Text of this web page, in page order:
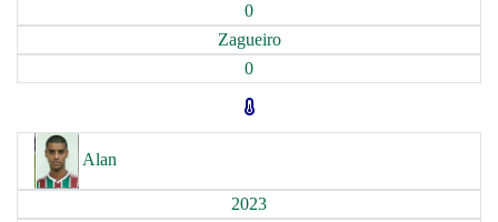
0
Zagueiro
0
Alan
2023